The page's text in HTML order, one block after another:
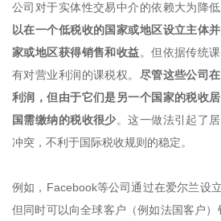
公司对于实体性交易中介的依赖大为降低
以在一个低税收的国家或地区设立主体
家或地区获得销售和收益。但依据传统
有对营业利润的课税权。 尽管这些公司
利润，但由于它们是另一个国家的税收
国需缴纳的税收很少。这一做法引起了
冲突，不利于国际税收规则的稳定。
例如，Facebook等公司通过在爱尔兰设
但同时可以向全球客户（例如法国客户